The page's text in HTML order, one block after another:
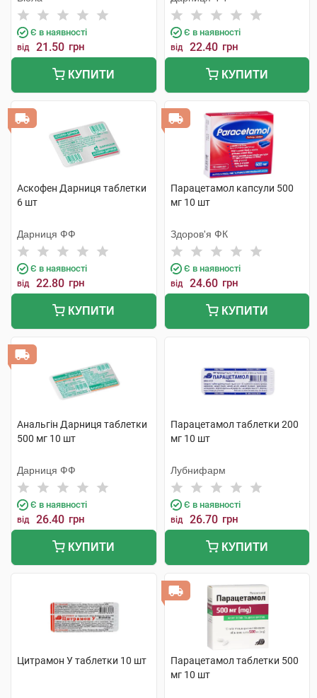
Є в наявності
від 21.50 грн
КУПИТИ
Є в наявності
від 22.40 грн
КУПИТИ
Аскофен Дарниця таблетки
6 шт
Дарниця ФФ
Є в наявності
від 22.80 грн
КУПИТИ
Парацетамол капсули 500
мг 10 шт
Здоров'я ФК
Є в наявності
від 24.60 грн
КУПИТИ
Анальгін Дарниця таблетки
500 мг 10 шт
Дарниця ФФ
Є в наявності
від 26.40 грн
КУПИТИ
Парацетамол таблетки 200
мг 10 шт
Лубнифарм
Є в наявності
від 26.70 грн
КУПИТИ
Цитрамон У таблетки 10 шт
Парацетамол таблетки 500
мг 10 шт